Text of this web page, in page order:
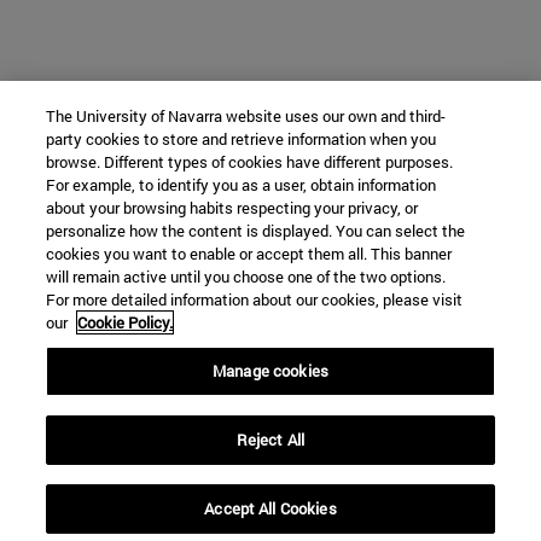
The University of Navarra website uses our own and third-
party cookies to store and retrieve information when you
browse. Different types of cookies have different purposes.
For example, to identify you as a user, obtain information
about your browsing habits respecting your privacy, or
personalize how the content is displayed. You can select the
cookies you want to enable or accept them all. This banner
will remain active until you choose one of the two options.
For more detailed information about our cookies, please visit
our Cookie Policy.
Manage cookies
Reject All
Accept All Cookies